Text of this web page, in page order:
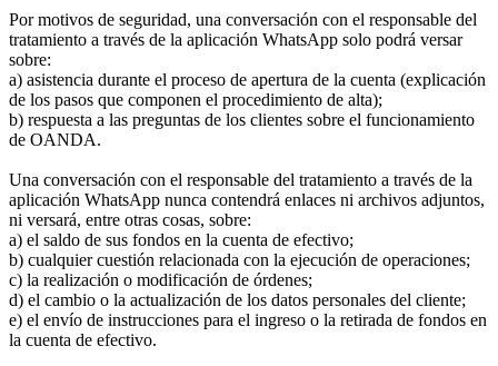
Por motivos de seguridad, una conversación con el responsable del
tratamiento a través de la aplicación WhatsApp solo podrá versar
sobre:
a) asistencia durante el proceso de apertura de la cuenta (explicación
de los pasos que componen el procedimiento de alta);
b) respuesta a las preguntas de los clientes sobre el funcionamiento
de OANDA.
Una conversación con el responsable del tratamiento a través de la
aplicación WhatsApp nunca contendrá enlaces ni archivos adjuntos,
ni versará, entre otras cosas, sobre:
a) el saldo de sus fondos en la cuenta de efectivo;
b) cualquier cuestión relacionada con la ejecución de operaciones;
c) la realización o modificación de órdenes;
d) el cambio o la actualización de los datos personales del cliente;
e) el envío de instrucciones para el ingreso o la retirada de fondos en
la cuenta de efectivo.